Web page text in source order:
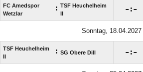
FC Amedspor
Wetzlar
: TSF Heuchelheim
II
:
Sonntag, 18.04.2027
TSF Heuchelheim
II
: SG Obere Dill :